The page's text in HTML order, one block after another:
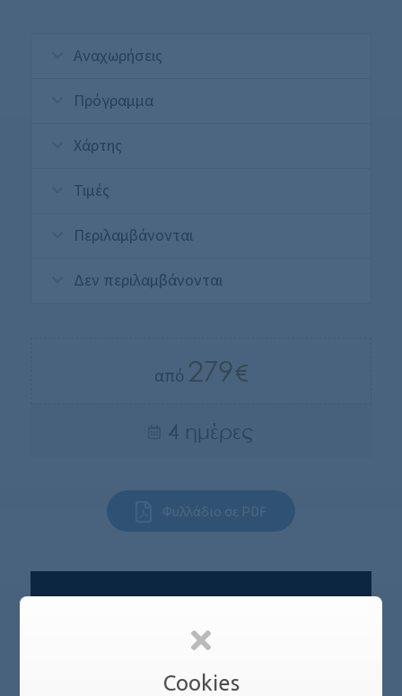
Αναχωρήσεις
Πρόγραμμα
Χάρτης
Τιμές
Περιλαμβάνονται
Δεν περιλαμβάνονται
από 279
4 ημέρες
Φυλλάδιο σε PDF
Cookies